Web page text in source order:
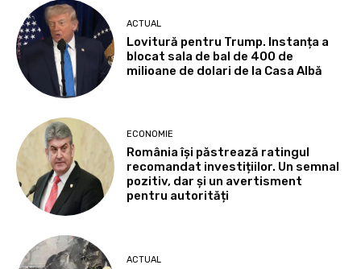
ACTUAL
Lovitură pentru Trump. Instanța a
blocat sala de bal de 400 de
milioane de dolari de la Casa Albă
ECONOMIE
România își păstrează ratingul
recomandat investițiilor. Un semnal
pozitiv, dar și un avertisment
pentru autorități
ACTUAL